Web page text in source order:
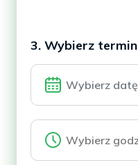
3. Wybierz termin